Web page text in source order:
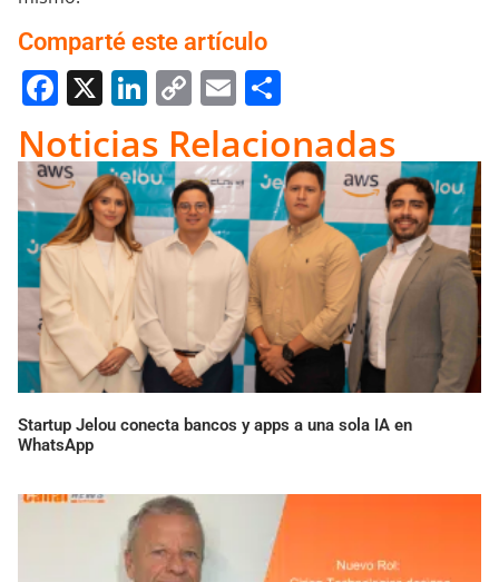
Comparté este artículo
Facebook
X LinkedIn
Copy
Link
Email
Noticias Relacionadas
Startup Jelou conecta bancos y apps a una sola IA en
WhatsApp